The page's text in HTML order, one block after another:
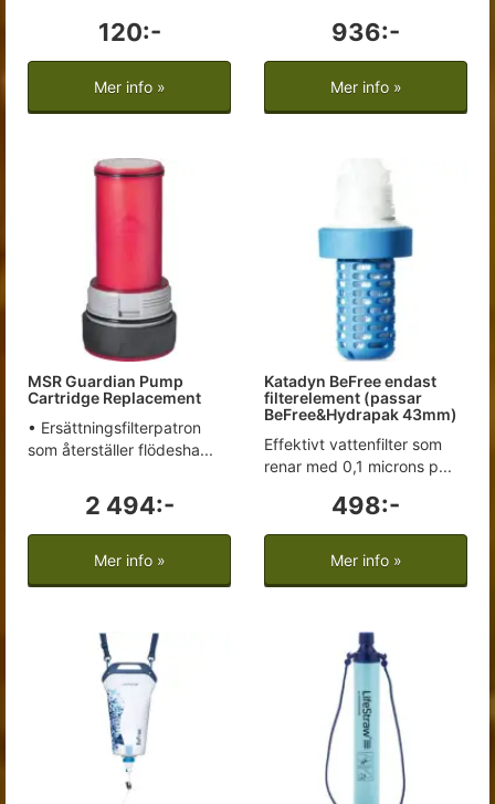
120:-
Mer info »
936:-
Mer info »
MSR Guardian Pump
Cartridge Replacement
• Ersättningsfilterpatron
som återställer flödesha...
2 494:-
Mer info »
Katadyn BeFree endast
filterelement (passar
BeFree&Hydrapak 43mm)
Effektivt vattenfilter som
renar med 0,1 microns p...
498:-
Mer info »